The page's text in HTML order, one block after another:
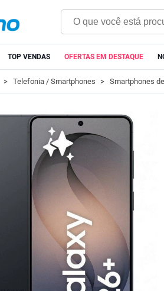
TOP VENDAS OFERTAS EM DESTAQUE
Telefonia / Smartphones Smartphones